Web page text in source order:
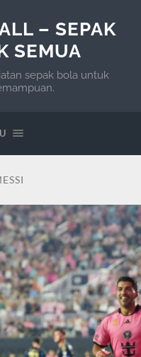
– SEPAK
SEMUA
sepak bola untuk